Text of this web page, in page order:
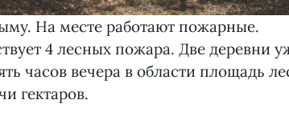
На месте работают пожарные.
4 лесных пожара. Две деревни
часов вечера в области площадь
гектаров.